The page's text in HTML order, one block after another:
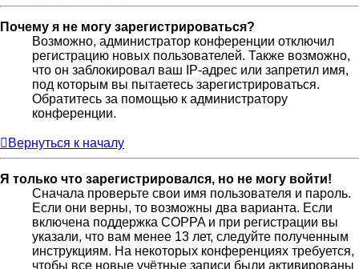
Почему я не могу зарегистрироваться?
Возможно, администратор конференции отключил
регистрацию новых пользователей. Также возможно,
что он заблокировал ваш IP-адрес или запретил имя,
под которым вы пытаетесь зарегистрироваться.
Обратитесь за помощью к администратору
конференции.
Вернуться к началу
Я только что зарегистрировался, но не могу войти!
Сначала проверьте свои имя пользователя и пароль.
Если они верны, то возможны два варианта. Если
включена поддержка COPPA и при регистрации вы
указали, что вам менее 13 лет, следуйте полученным
инструкциям. На некоторых конференциях требуется,
чтобы все новые учётные записи были активированы